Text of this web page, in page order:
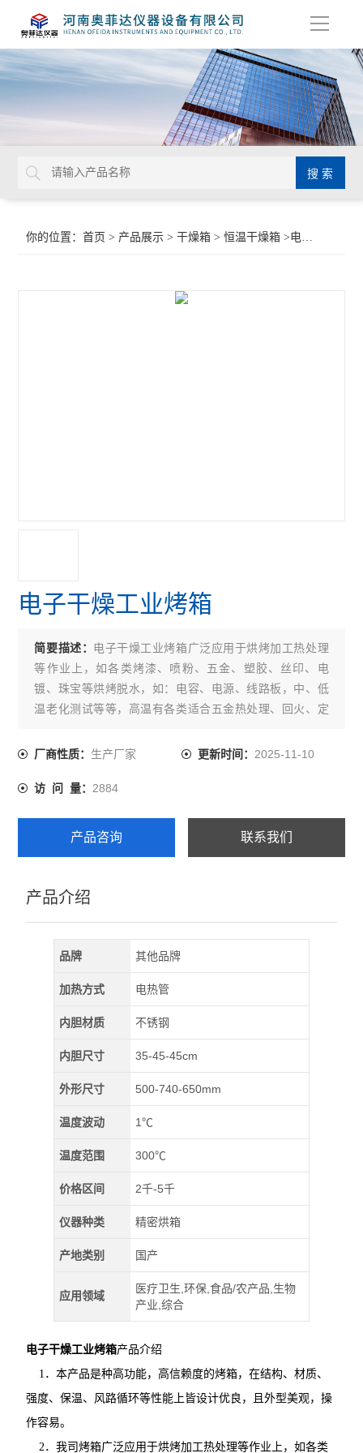
导
你的位置：首页 > 产品展示 >干燥箱 >恒温干燥箱 >电子干燥工业烤箱
电子干燥工业烤箱
简要描述： 电子干燥工业烤箱广泛应用于烘烤加工热处理
等作业上，如各类烤漆、喷粉、五金、塑胶、丝印、电
镀、珠宝等烘烤脱水，如：电容、电源、线路板，中、低
温老化测试等等，高温有各类适合五金热处理、回火、定
厂商性质： 生产厂家 更新时间： 2025-11-10
访 问 量：2884
产品咨询 联系我们
产品介绍
品牌 其他品牌
加热方式 电热管
内胆材质 不锈钢
内胆尺寸 35-45-45cm
外形尺寸 500-740-650mm
温度波动 1℃
温度范围 300℃
价格区间 2千-5千
仪器种类 精密烘箱
产地类别 国产
应用领域
医疗卫生,环保,食品/农产品,生物
产业,综合
电子干燥工业烤箱产品介绍
1．本产品是种高功能，高信赖度的烤箱，在结构、材质、
强度、保温、风路循环等性能上皆设计优良，且外型美观，操
作容易。
2．我司烤箱广泛应用于烘烤加工热处理等作业上，如各类